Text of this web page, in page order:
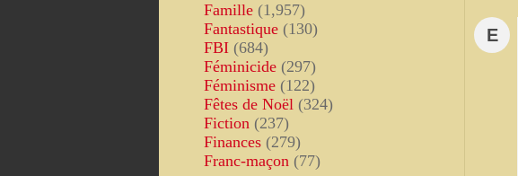
Famille (1,957)
Fantastique (130)
FBI (684)
Féminicide (297)
Féminisme (122)
Fêtes de Noël (324)
Fiction (237)
Finances (279)
Franc-maçon (77)
E